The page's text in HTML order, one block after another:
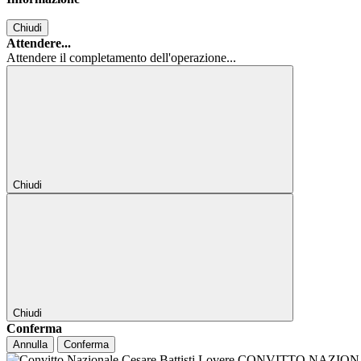
Chiudi
Attendere...
Attendere il completamento dell'operazione...
Chiudi
Chiudi
Conferma
Annulla Conferma